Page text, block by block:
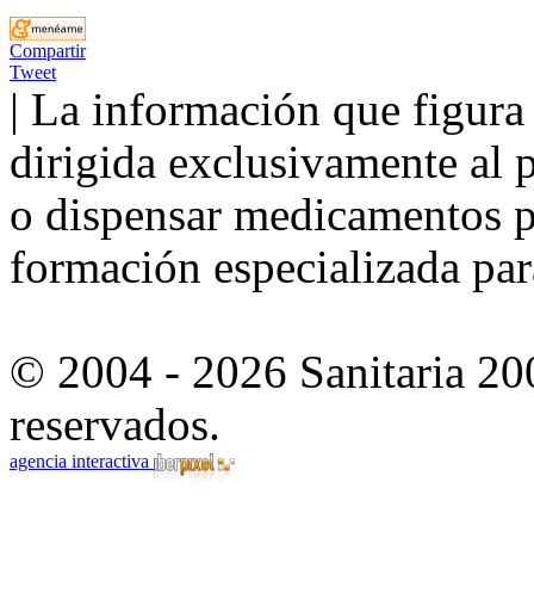
Compartir
Tweet
| La información que
dirigida exclusivamente al
o dispensar medicamentos
formación especializada
© 2004 - 2026 Sanitaria
reservados.
agencia interactiva